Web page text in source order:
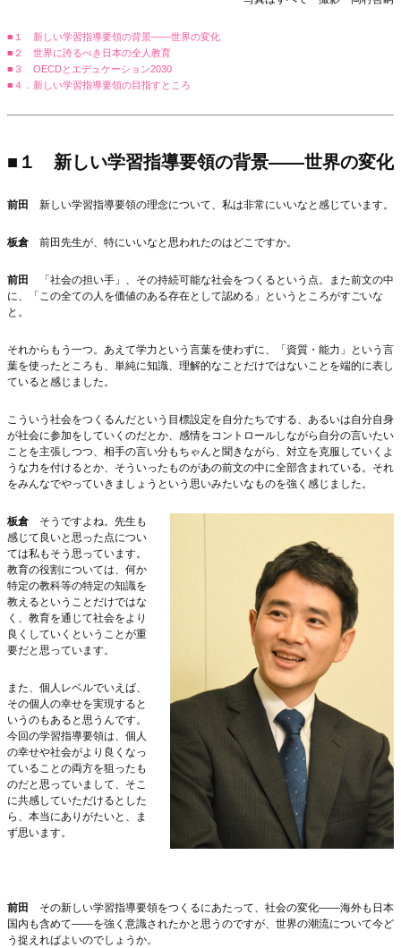
■１ 新しい学習指導要領の背景――世界の変化
■２ 世界に誇るべき日本の全人教育
■３ OECDとエデュケーション2030
■４．新しい学習指導要領の目指すところ
■１ 新しい学習指導要領の背景――世界の変化
前田 新しい学習指導要領の理念について、私は非常にいいなと感じています。
板倉 前田先生が、特にいいなと思われたのはどこですか。
前田
「社会の担い手」、その持続可能な社会をつくるという点。また前文の中
に、「この全ての人を価値のある存在として認める」というところがすごいな
と。
それからもう一つ。あえて学力という言葉を使わずに、「資質・能力」という言
葉を使ったところも、単純に知識、理解的なことだけではないことを端的に表し
ていると感じました。
こういう社会をつくるんだという目標設定を自分たちでする、あるいは自分自身
が社会に参加をしていくのだとか、感情をコントロールしながら自分の言いたい
ことを主張しつつ、相手の言い分もちゃんと聞きながら、対立を克服していくよ
うな力を付けるとか、そういったものがあの前文の中に全部含まれている。それ
をみんなでやっていきましょうという思いみたいなものを強く感じました。
板倉 そうですよね。先生も
感じて良いと思った点につい
ては私もそう思っています。
教育の役割については、何か
特定の教科等の特定の知識を
教えるということだけではな
く、教育を通じて社会をより
良くしていくということが重
要だと思っています。
また、個人レベルでいえば、
その個人の幸せを実現すると
いうのもあると思うんです。
今回の学習指導要領は、個人
の幸せや社会がより良くなっ
ていることの両方を狙ったも
のだと思っていまして、そこ
に共感していただけるとした
ら、本当にありがたいと、ま
ず思います。
前田
その新しい学習指導要領をつくるにあたって、社会の変化――海外も日本
国内も含めて――を強く意識されたかと思うのですが、世界の潮流について今ど
う捉えればよいのでしょうか。